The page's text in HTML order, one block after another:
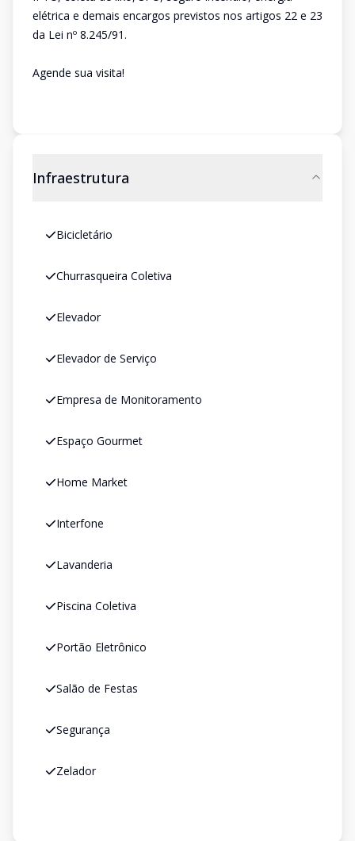
elétrica e demais encargos previstos nos artigos 22 e 23
da Lei nº 8.245/91.
Agende sua visita!
Infraestrutura
Bicicletário
Churrasqueira Coletiva
Elevador
Elevador de Serviço
Empresa de Monitoramento
Espaço Gourmet
Home Market
Interfone
Lavanderia
Piscina Coletiva
Portão Eletrônico
Salão de Festas
Segurança
Zelador